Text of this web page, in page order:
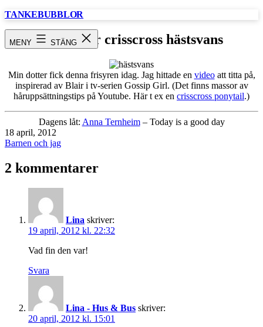
Hoppa
TANKEBUBBLOR
MENY STÄNG
Blair-hair crisscross hästsvans
Min dotter fick denna frisyren idag. Jag hittade en videoatt titta på,
inspirerad av Blair i tv-serien Gossip Girl. (Det finns massor av
håruppsättningstips på Youtube. Här t ex en crisscross ponytail.)
Dagens låt: Anna Ternheim– Today is a good day
Publicerat
den
18 april, 2012
Kategoriserat
Barnen och jag
2 kommentarer
Lina skriver:
19 april, 2012 kl. 22:32
Vad fin den var!
Svara
Lina - Hus & Bus skriver:
20 april, 2012 kl. 15:01